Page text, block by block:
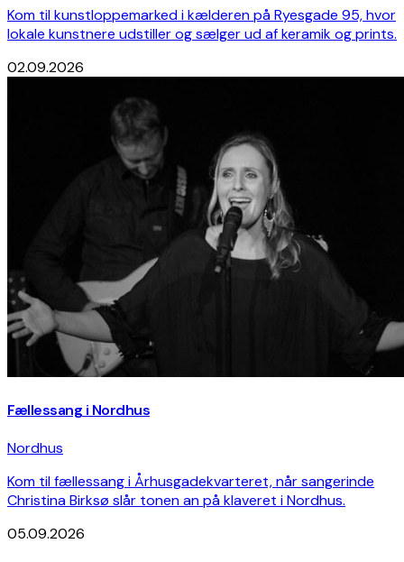
Kom til kunstloppemarked i kælderen på Ryesgade 95, hvor
lokale kunstnere udstiller og sælger ud af keramik og prints.
02.09.2026
Fællessang i Nordhus
Nordhus
Kom til fællessang i Århusgadekvarteret, når sangerinde
Christina Birksø slår tonen an på klaveret i Nordhus.
05.09.2026